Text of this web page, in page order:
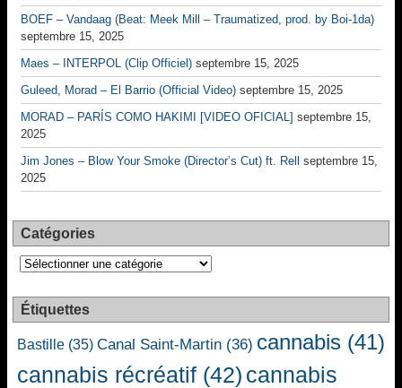
BOEF – Vandaag (Beat: Meek Mill – Traumatized, prod. by Boi-1da)
septembre 15, 2025
Maes – INTERPOL (Clip Officiel) septembre 15, 2025
Guleed, Morad – El Barrio (Official Video) septembre 15, 2025
MORAD – PARÍS COMO HAKIMI [VIDEO OFICIAL] septembre 15,
2025
Jim Jones – Blow Your Smoke (Director’s Cut) ft. Rell
septembre 15,
2025
Catégories
Catégories
Étiquettes
Bastille (35) Canal Saint-Martin (36) cannabis (41)
cannabis récréatif (42) cannabis